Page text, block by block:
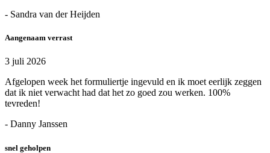
- Sandra van der Heijden
Aangenaam verrast
3 juli 2026
Afgelopen week het formuliertje ingevuld en ik moet eerlijk zeggen
dat ik niet verwacht had dat het zo goed zou werken. 100%
tevreden!
- Danny Janssen
snel geholpen